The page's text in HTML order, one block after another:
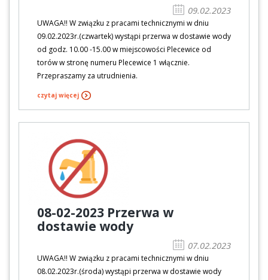
09.02.2023
UWAGA!! W związku z pracami technicznymi w dniu
09.02.2023r.(czwartek) wystąpi przerwa w dostawie wody
od godz. 10.00 -15.00 w miejscowości Plecewice od
torów w stronę numeru Plecewice 1 włącznie.
Przepraszamy za utrudnienia.
czytaj więcej
08-02-2023 Przerwa w
dostawie wody
07.02.2023
UWAGA!! W związku z pracami technicznymi w dniu
08.02.2023r.(środa) wystąpi przerwa w dostawie wody